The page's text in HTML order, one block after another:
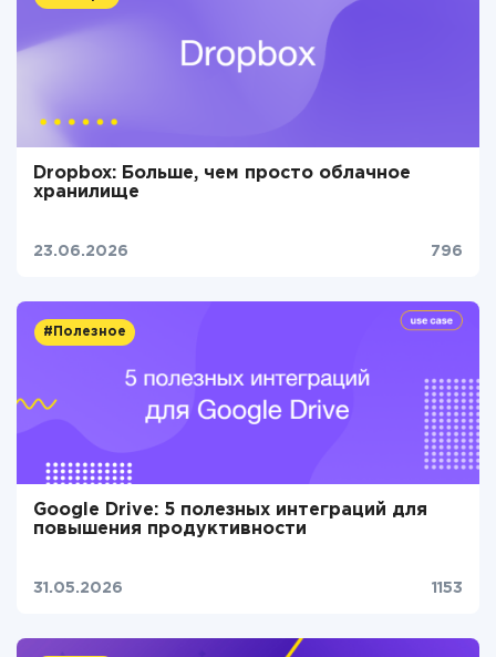
Dropbox: Больше, чем просто облачное
хранилище
23.06.2026 796
#Полезное
Google Drive: 5 полезных интеграций для
повышения продуктивности
31.05.2026 1153